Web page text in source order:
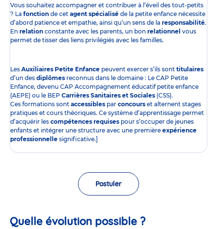
Vous souhaitez accompagner et contribuer à l’éveil des tout-petits
? La fonction de cet agent spécialisé de la petite enfance nécessite
d’abord patience et empathie, ainsi qu’un sens de la responsabilité.
En relation constante avec les parents, un bon relationnel vous
permet de tisser des liens privilégiés avec les familles.
Les Auxiliaires Petite Enfance peuvent exercer s’ils sont titulaires
d’un des diplômes reconnus dans le domaine : Le CAP Petite
Enfance, devenu CAP Accompagnement éducatif petite enfance
(AEPE) ou le BEP Carrières Sanitaires et Sociales (CSS).
Ces formations sont accessibles par concours et alternent stages
pratiques et cours théoriques. Ce système d’apprentissage permet
d’acquérir les compétences requises pour s’occuper de jeunes
enfants et intégrer une structure avec une première expérience
professionnelle significative.]
Postuler
Quelle évolution possible ?